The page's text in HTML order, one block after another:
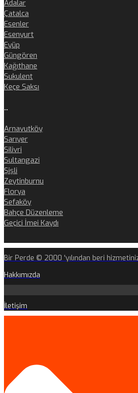
Adalar
Çatalca
Esenler
Esenyurt
Eyüp
Güngören
Kağıthane
Sukulent
Keçe Saksı
..
Arnavutköy
Sarıyer
Silivri
Sultangazi
Şişli
Zeytinburnu
Florya
Sefaköy
Bahçe Düzenleme
Geçici İmei Kaydı
Bir Perde © 2000 'yılından beri
Hakkımızda
İletişim